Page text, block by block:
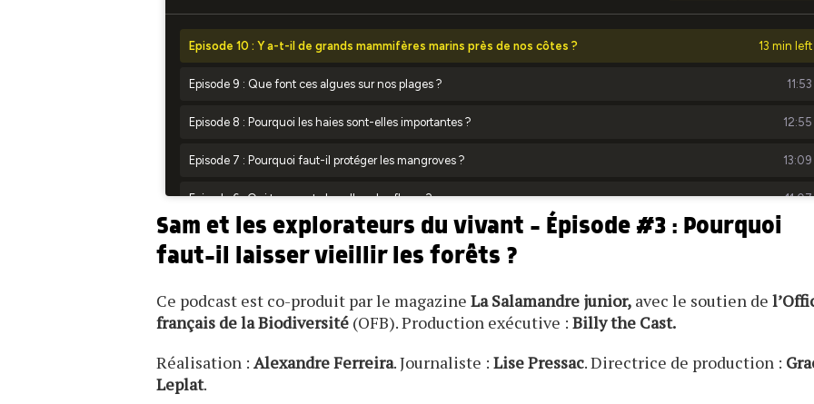
Sam et les explorateurs du vivant - Épisode #3 : Pourquoi
faut-il laisser vieillir les forêts ?
Ce podcast est co-produit par le magazineLa Salamandre junior, avec le soutien de
français de la Biodiversité (OFB). Production exécutive :Billy the Cast.
Réalisation :Alexandre Ferreira. Journaliste :Lise Pressac. Directrice de production :
Leplat.